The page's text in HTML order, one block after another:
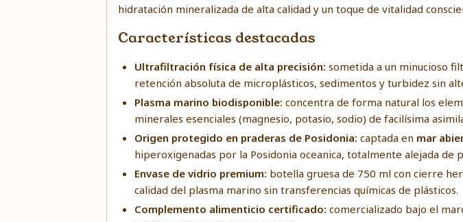
hidratación mineralizada de alta calidad y un toque de vitalidad
Características destacadas
Ultrafiltración física de alta precisión: sometida a un minucioso
retención absoluta de microplásticos, sedimentos y turbidez sin
Plasma marino biodisponible: concentra de forma natural los
minerales esenciales (magnesio, potasio, sodio) de facilísima
Origen protegido en praderas de Posidonia: captada en mar
hiperoxigenadas por la Posidonia oceanica, totalmente alejada de
Envase de vidrio premium: botella gruesa de 750 ml con cierre
calidad del plasma marino sin transferencias químicas de plásticos.
Complemento alimenticio certificado: comercializado bajo el